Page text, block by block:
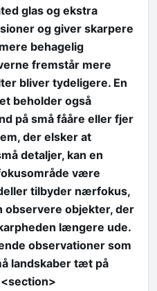
glas og ekstra
og giver skarpere
behagelig
fremstår mere
bliver tydeligere. En
beholder også
på små fååre eller fjer
der elsker at
detaljer, kan en
være
tilbyder nærfokus,
observere objekter, der
længere ude.
observationer som
landskaber tæt på